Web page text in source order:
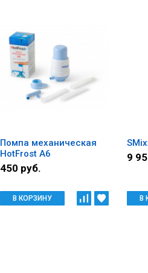
Помпа механическая
HotFrost А6
450 руб.
В КОРЗИНУ
9
В